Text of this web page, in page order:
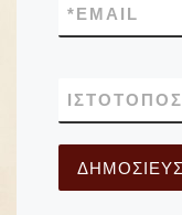
EMAIL
*
ΙΣΤΌΤΟΠΟΣ